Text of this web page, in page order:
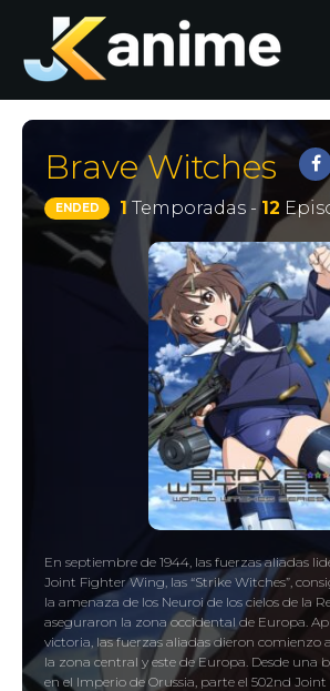
Brave Witches
ENDED 1Temporadas -12
En septiembre de 1944, las fuerzas aliadas
Joint Fighter Wing, las “Strike Witches”,
la amenaza de los Neuroi de los cielos de la
aseguraron la zona occidental de Europa.
victoria, las fuerzas aliadas dieron comienzo
la zona central y este de Europa. Desde una
en el Imperio de Orussia, parte el 502nd